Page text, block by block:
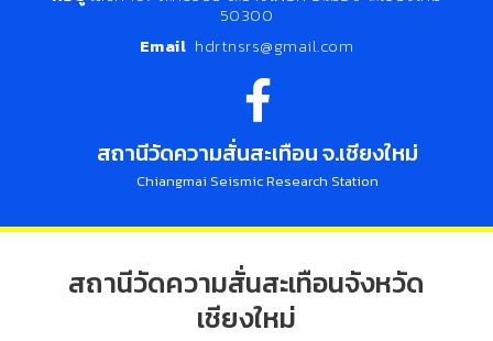
50300
Email hdrtnsrs@gmail.com
สถานีวัดความสั่นสะเทือน จ.เชียงใหม่
Chiangmai Seismic Research Station
สถานีวัดความสั่นสะเทือนจังหวัด
เชียงใหม่